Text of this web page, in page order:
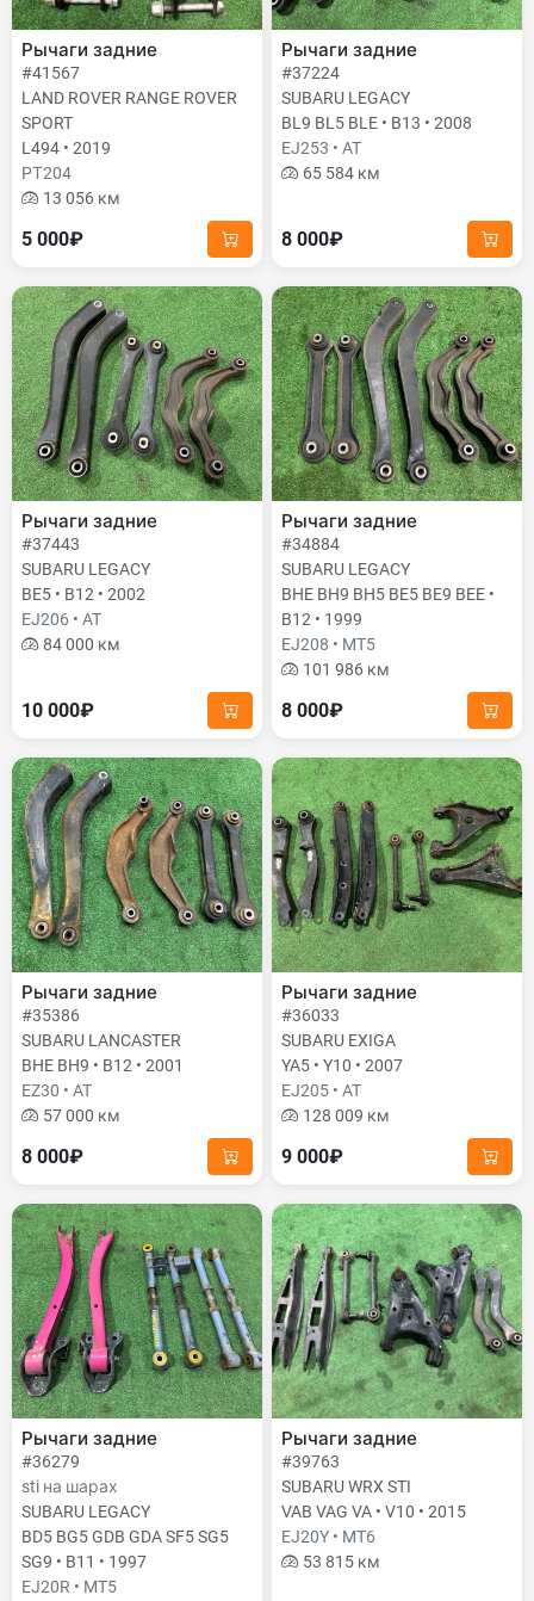
Рычаги задние
#41567
LAND ROVER RANGE ROVER
SPORT
L494 • 2019
PТ204
13 056 км
5 000₽
Рычаги задние
#37224
SUBARU LEGACY
BL9 BL5 BLE • B13 • 2008
EJ253 • AT
65 584 км
8 000₽
Рычаги задние
#37443
SUBARU LEGACY
BE5 • B12 • 2002
EJ206 • AT
84 000 км
10 000₽
Рычаги задние
#34884
SUBARU LEGACY
BHE BH9 BH5 BE5 BE9 BEE •
B12 • 1999
EJ208 • MT5
101 986 км
8 000₽
Рычаги задние
#35386
SUBARU LANCASTER
BHE BH9 • B12 • 2001
EZ30 • AT
57 000 км
8 000₽
Рычаги задние
#36033
SUBARU EXIGA
YA5 • Y10 • 2007
EJ205 • AT
128 009 км
9 000₽
Рычаги задние
#36279
sti на шарах
SUBARU LEGACY
BD5 BG5 GDB GDA SF5 SG5
SG9 • B11 • 1997
EJ20R • MT5
Рычаги задние
#39763
SUBARU WRX STI
VAB VAG VA • V10 • 2015
EJ20Y • MT6
53 815 км